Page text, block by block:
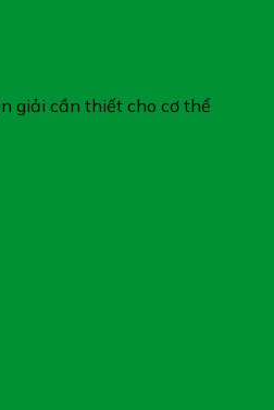
giải cần thiết cho cơ thể